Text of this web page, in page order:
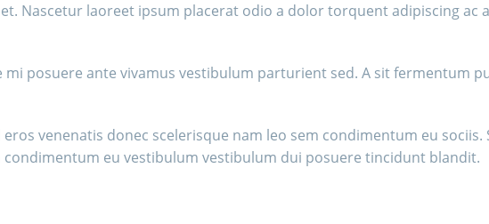
Nascetur laoreet ipsum placerat odio a dolor torquent adipiscing ac
posuere ante vivamus vestibulum parturient sed. A sit fermentum
venenatis donec scelerisque nam leo sem condimentum eu sociis.
eu vestibulum vestibulum dui posuere tincidunt blandit.